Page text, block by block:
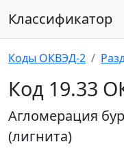
Классификатор
Коды ОКВЭД-2
Код 19.33
Агломерация
(лигнита)